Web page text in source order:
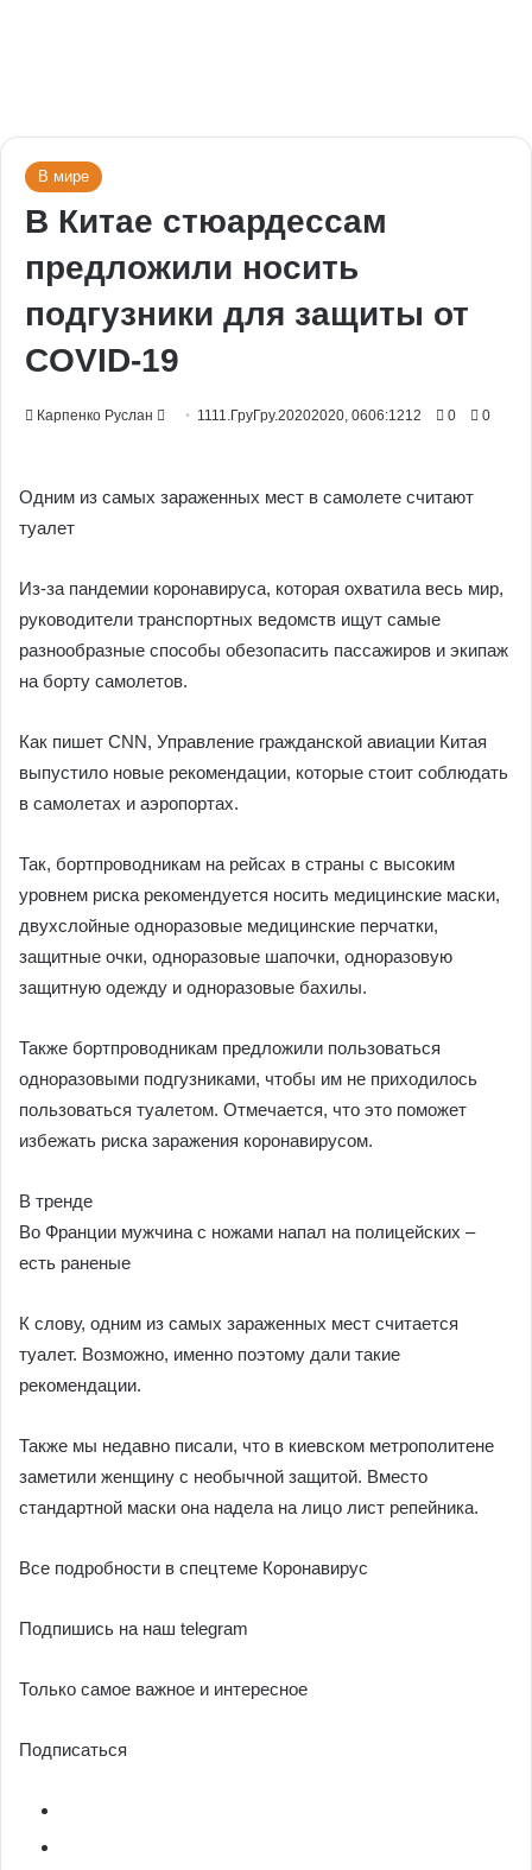
В мире
В Китае стюардессам
предложили носить
подгузники для защиты от
COVID-19
Карпенко Руслан
Send 1111.ГруГру.20202020, 0606:1212 0 0
Одним из самых зараженных мест в самолете считают
туалет
Из-за пандемии коронавируса, которая охватила весь мир,
руководители транспортных ведомств ищут самые
разнообразные способы обезопасить пассажиров и экипаж
на борту самолетов.
Как пишет CNN, Управление гражданской авиации Китая
выпустило новые рекомендации, которые стоит соблюдать
в самолетах и аэропортах.
Так, бортпроводникам на рейсах в страны с высоким
уровнем риска рекомендуется носить медицинские маски,
двухслойные одноразовые медицинские перчатки,
защитные очки, одноразовые шапочки, одноразовую
защитную одежду и одноразовые бахилы.
Также бортпроводникам предложили пользоваться
одноразовыми подгузниками, чтобы им не приходилось
пользоваться туалетом. Отмечается, что это поможет
избежать риска заражения коронавирусом.
В тренде
Во Франции мужчина с ножами напал на полицейских –
есть раненые
К слову, одним из самых зараженных мест считается
туалет. Возможно, именно поэтому дали такие
рекомендации.
Также мы недавно писали, что в киевском метрополитене
заметили женщину с необычной защитой. Вместо
стандартной маски она надела на лицо лист репейника.
Все подробности в спецтеме Коронавирус
Подпишись на наш telegram
Только самое важное и интересное
Подписаться